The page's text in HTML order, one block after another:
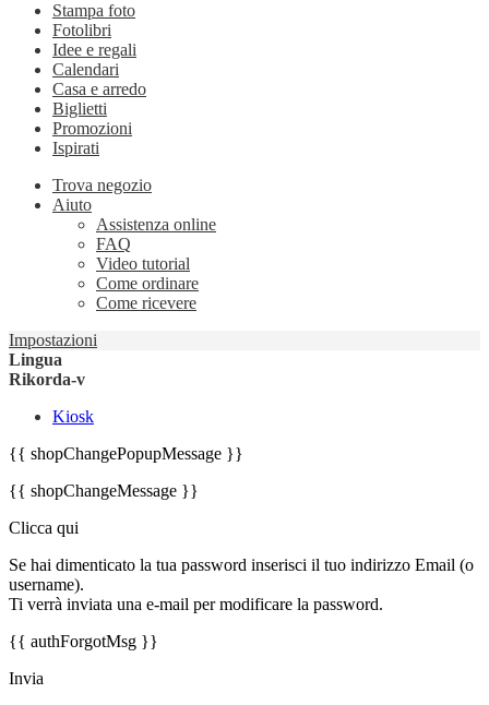
Stampa foto
Fotolibri
Idee e regali
Calendari
Casa e arredo
Biglietti
Promozioni
Ispirati
Trova negozio
Aiuto
Assistenza online
FAQ
Video tutorial
Come ordinare
Come ricevere
Impostazioni
Lingua
Rikorda-v
Kiosk
{{ shopChangePopupMessage }}
{{ shopChangeMessage }}
Clicca qui
Se hai dimenticato la tua password inserisci il tuo indirizzo Email (o
username).
Ti verrà inviata una e-mail per modificare la password.
{{ authForgotMsg }}
Invia